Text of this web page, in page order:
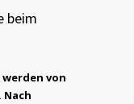
beim
von